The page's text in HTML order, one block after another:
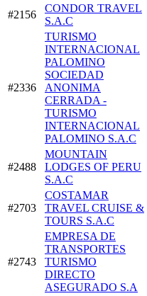
#2156
CONDOR TRAVEL
S.A.C
#2336
TURISMO
INTERNACIONAL
PALOMINO
SOCIEDAD
ANONIMA
CERRADA -
TURISMO
INTERNACIONAL
PALOMINO S.A.C
#2488
MOUNTAIN
LODGES OF PERU
S.A.C
#2703
COSTAMAR
TRAVEL CRUISE &
TOURS S.A.C
#2743
EMPRESA DE
TRANSPORTES
TURISMO
DIRECTO
ASEGURADO S.A